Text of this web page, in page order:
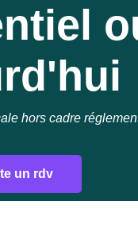
hors cadre
un rdv